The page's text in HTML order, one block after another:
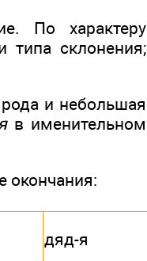
По характеру
типа склонения;
и небольшая
в именительном
окончания:
дяд-я